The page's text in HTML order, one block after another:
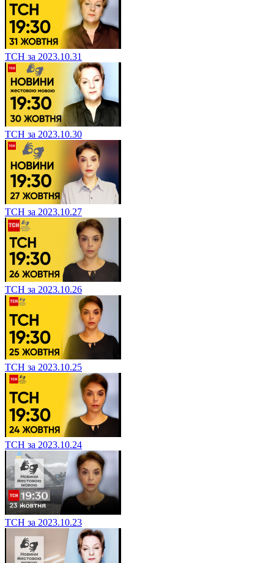
ТСН за 2023.10.31
ТСН за 2023.10.30
ТСН за 2023.10.27
ТСН за 2023.10.26
ТСН за 2023.10.25
ТСН за 2023.10.24
ТСН за 2023.10.23